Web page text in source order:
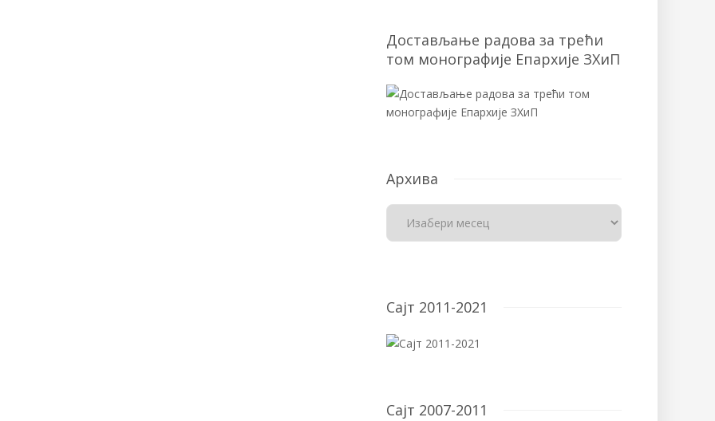
Достављање радова за трећи
том монографије Епархије ЗХиП
Архива
Сајт 2011-2021
Сајт 2007-2011